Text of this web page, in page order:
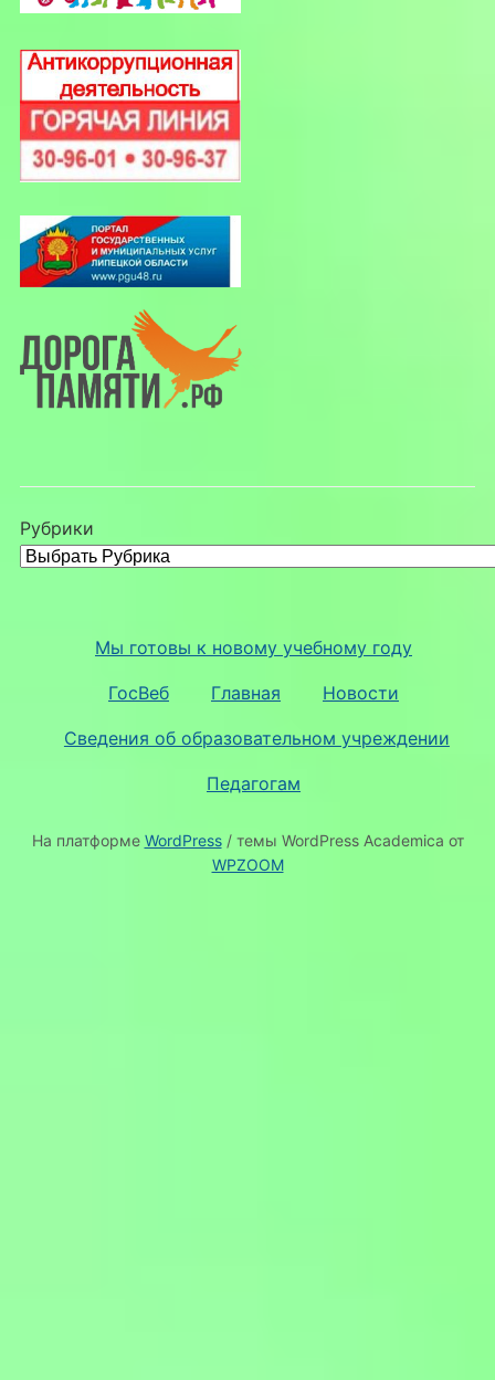
Рубрики
Мы готовы к новому учебному году
ГосВеб Главная Новости
Сведения об образовательном учреждении
Педагогам
На платформе WordPress/ темы WordPress Academica от
WPZOOM